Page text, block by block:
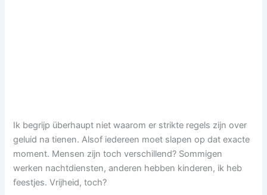
Ik begrijp überhaupt niet waarom er strikte regels zijn over
geluid na tienen. Alsof iedereen moet slapen op dat exacte
moment. Mensen zijn toch verschillend? Sommigen
werken nachtdiensten, anderen hebben kinderen, ik heb
feestjes. Vrijheid, toch?